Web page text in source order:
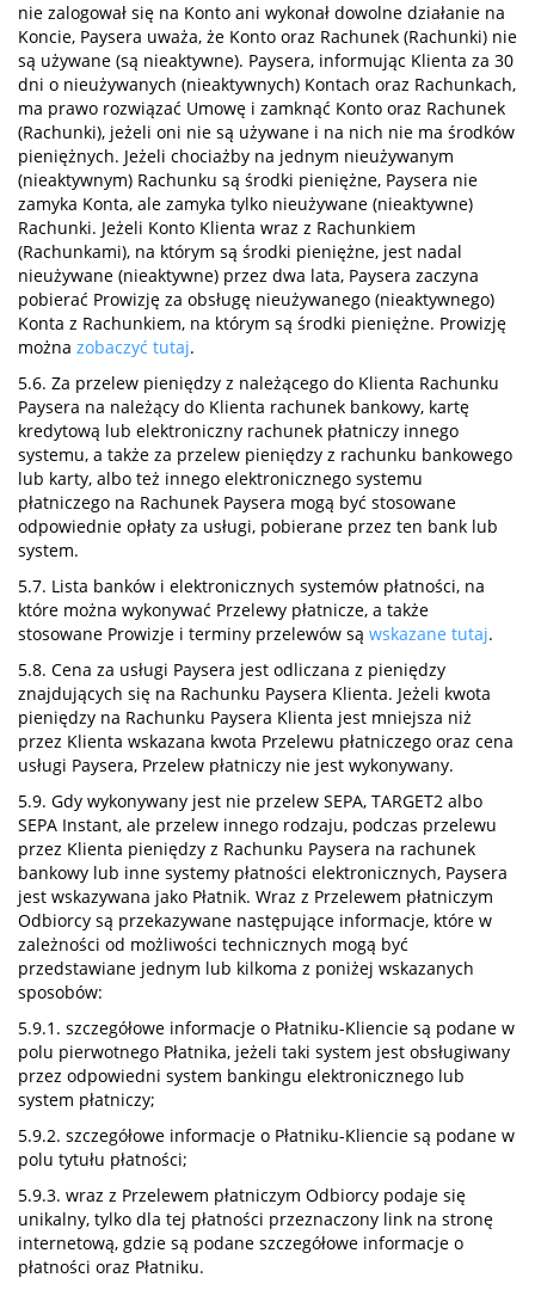
nie zalogował się na Konto ani wykonał dowolne działanie na
Koncie, Paysera uważa, że Konto oraz Rachunek (Rachunki) nie
są używane (są nieaktywne). Paysera, informując Klienta za 30
dni o nieużywanych (nieaktywnych) Kontach oraz Rachunkach,
ma prawo rozwiązać Umowę i zamknąć Konto oraz Rachunek
(Rachunki), jeżeli oni nie są używane i na nich nie ma środków
pieniężnych. Jeżeli chociażby na jednym nieużywanym
(nieaktywnym) Rachunku są środki pieniężne, Paysera nie
zamyka Konta, ale zamyka tylko nieużywane (nieaktywne)
Rachunki. Jeżeli Konto Klienta wraz z Rachunkiem
(Rachunkami), na którym są środki pieniężne, jest nadal
nieużywane (nieaktywne) przez dwa lata, Paysera zaczyna
pobierać Prowizję za obsługę nieużywanego (nieaktywnego)
Konta z Rachunkiem, na którym są środki pieniężne. Prowizję
można zobaczyć tutaj.
5.6. Za przelew pieniędzy z należącego do Klienta Rachunku
Paysera na należący do Klienta rachunek bankowy, kartę
kredytową lub elektroniczny rachunek płatniczy innego
systemu, a także za przelew pieniędzy z rachunku bankowego
lub karty, albo też innego elektronicznego systemu
płatniczego na Rachunek Paysera mogą być stosowane
odpowiednie opłaty za usługi, pobierane przez ten bank lub
system.
5.7. Lista banków i elektronicznych systemów płatności, na
które można wykonywać Przelewy płatnicze, a także
stosowane Prowizje i terminy przelewów są wskazane tutaj.
5.8. Cena za usługi Paysera jest odliczana z pieniędzy
znajdujących się na Rachunku Paysera Klienta. Jeżeli kwota
pieniędzy na Rachunku Paysera Klienta jest mniejsza niż
przez Klienta wskazana kwota Przelewu płatniczego oraz cena
usługi Paysera, Przelew płatniczy nie jest wykonywany.
5.9. Gdy wykonywany jest nie przelew SEPA, TARGET2 albo
SEPA Instant, ale przelew innego rodzaju, podczas przelewu
przez Klienta pieniędzy z Rachunku Paysera na rachunek
bankowy lub inne systemy płatności elektronicznych, Paysera
jest wskazywana jako Płatnik. Wraz z Przelewem płatniczym
Odbiorcy są przekazywane następujące informacje, które w
zależności od możliwości technicznych mogą być
przedstawiane jednym lub kilkoma z poniżej wskazanych
sposobów:
5.9.1. szczegółowe informacje o Płatniku-Kliencie są podane w
polu pierwotnego Płatnika, jeżeli taki system jest obsługiwany
przez odpowiedni system bankingu elektronicznego lub
system płatniczy;
5.9.2. szczegółowe informacje o Płatniku-Kliencie są podane w
polu tytułu płatności;
5.9.3. wraz z Przelewem płatniczym Odbiorcy podaje się
unikalny, tylko dla tej płatności przeznaczony link na stronę
internetową, gdzie są podane szczegółowe informacje o
płatności oraz Płatniku.